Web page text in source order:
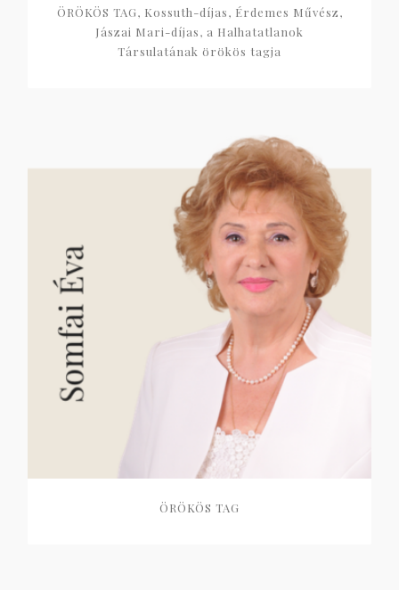
ÖRÖKÖS TAG, Kossuth-díjas, Érdemes Művész,
Jászai Mari-díjas, a Halhatatlanok
Társulatának örökös tagja
ÖRÖKÖS TAG